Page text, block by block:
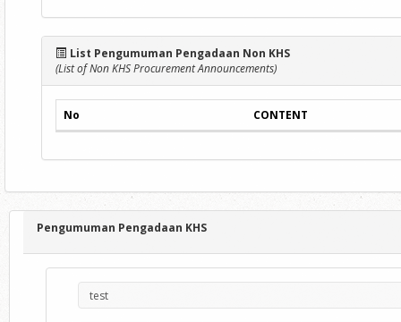
List Pengumuman Pengadaan Non KHS
(List of Non KHS Procurement Announcements)
No CONTENT
Pengumuman Pengadaan KHS